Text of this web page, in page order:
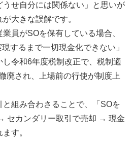
うせ自分には関係ない」と思いが
大きな誤解です。
員がSOを保有している場合、
するまで一切現金化できない」
令和6年度税制改正で、税制適
廃され、上場前の行使が制度上
組み合わさることで、「SOを
セカンダリー取引で売却 → 現金
す。